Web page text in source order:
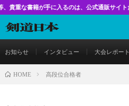
手に入るのは、公式通販サイトだけ！
お知らせ インタビュー 大会レポート
HOME 高段位合格者